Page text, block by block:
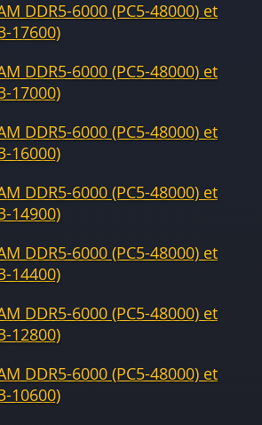
DDR5-6000 (PC5-48000) et
17600)
DDR5-6000 (PC5-48000) et
17000)
DDR5-6000 (PC5-48000) et
16000)
DDR5-6000 (PC5-48000) et
14900)
DDR5-6000 (PC5-48000) et
14400)
DDR5-6000 (PC5-48000) et
12800)
DDR5-6000 (PC5-48000) et
10600)